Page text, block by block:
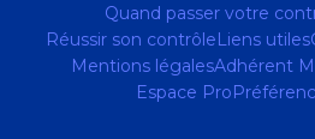
AUTOSUR
Clamart
Quand passer votre
Réussir son contrôleLiens utiles
Mentions légalesAdhérent
Espace Pro